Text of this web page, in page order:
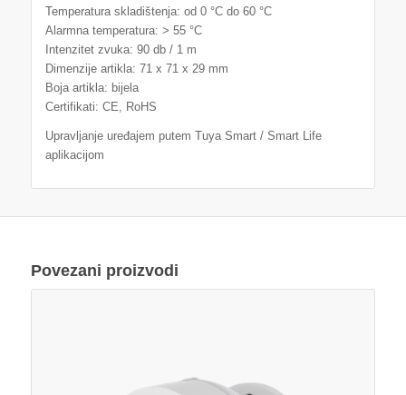
Temperatura skladištenja: od 0 °C do 60 °C
Alarmna temperatura: > 55 °C
Intenzitet zvuka: 90 db / 1 m
Dimenzije artikla: 71 x 71 x 29 mm
Boja artikla: bijela
Certifikati: CE, RoHS
Upravljanje uređajem putem Tuya Smart / Smart Life
aplikacijom
Povezani proizvodi